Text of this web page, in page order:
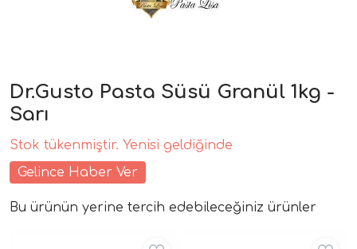
Dr.Gusto Pasta Süsü Granül 1kg -
Sarı
Stok tükenmiştir. Yenisi geldiğinde
Gelince Haber Ver
Bu ürünün yerine tercih edebileceğiniz ürünler